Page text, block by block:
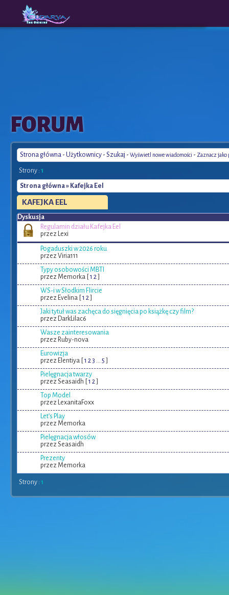
The
Origins
FORUM
Strona główna - Użytkownicy - Szukaj - Wyświetl nowe wiadomości - Zaznacz jako
Strony : 1
Strona główna» Kafejka Eel
KAFEJKA EEL
Dyskusja
Regulamin działu Kafejka Eel
przez Lexi
Pogaduszki w 2026 roku
przez Viria111
Typy osobowości MBTI
przez Memorka [ 1 2]
WS-i w Słodkim Flircie
przez Evelina [ 1 2]
Jaki tytuł was zachęca do sięgnięcia po książkę czy film?
przez DarkLilac6
Wasze zainteresowania
przez Ruby-nova
Eurowizja
przez Elentiya [ 1 23 ... 5
Pielęgnacja twarzy
przez Seasaidh [ 1 2]
Top Model
przez LexanitaFoxx
Let’s Play
przez Memorka
Pielęgnacja włosów
przez Seasaidh
Prezenty
przez Memorka
Strony : 1